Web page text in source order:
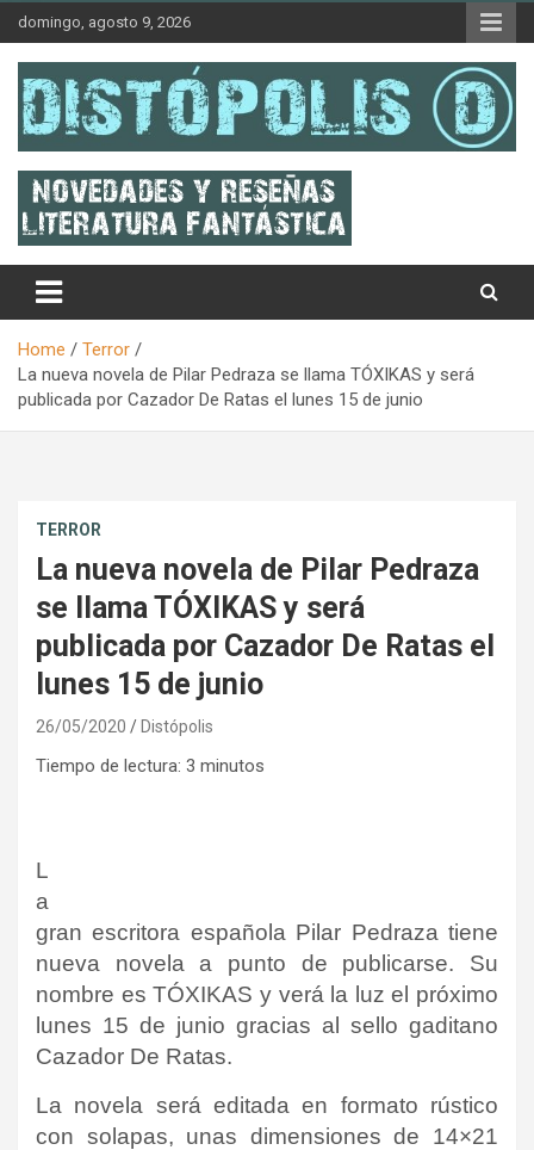
Skip
content
domingo, agosto 9, 2026
Distópolis
Home
Terror
La nueva novela de Pilar Pedraza se llama TÓXIKAS y será
publicada por Cazador De Ratas el lunes 15 de junio
TERROR
La nueva novela de Pilar Pedraza
se llama TÓXIKAS y será
publicada por Cazador De Ratas el
lunes 15 de junio
26/05/2020 Distópolis
Tiempo de lectura: 3 minutos
L
a
gran escritora española Pilar Pedraza tiene
nueva novela a punto de publicarse. Su
nombre es TÓXIKAS y verá la luz el próximo
lunes 15 de junio gracias al sello gaditano
Cazador De Ratas.
La novela será editada en formato rústico
con solapas, unas dimensiones de 14×21